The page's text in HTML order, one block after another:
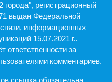
города", регистрационный
выдан Федеральной
информационных
15.07.2021 г..
ответственности за
комментариев.